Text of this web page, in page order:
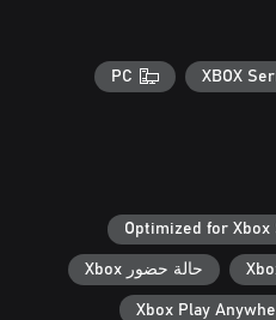
XBOX
PC
Optimized for Xbox
حالة حضور Xbox
Xbox Play